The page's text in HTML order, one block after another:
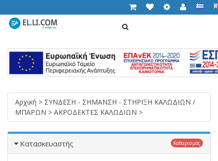
Αρχική > ΣΥΝΔΕΣΗ - ΣΗΜΑΝΣΗ - ΣΤΗΡΙΞΗ ΚΑΛΩΔΙΩΝ /
ΜΠΑΡΩΝ > ΑΚΡΟΔΕΚΤΕΣ ΚΑΛΩΔΙΩΝ >
Κατασκευαστής Καθαρισμός